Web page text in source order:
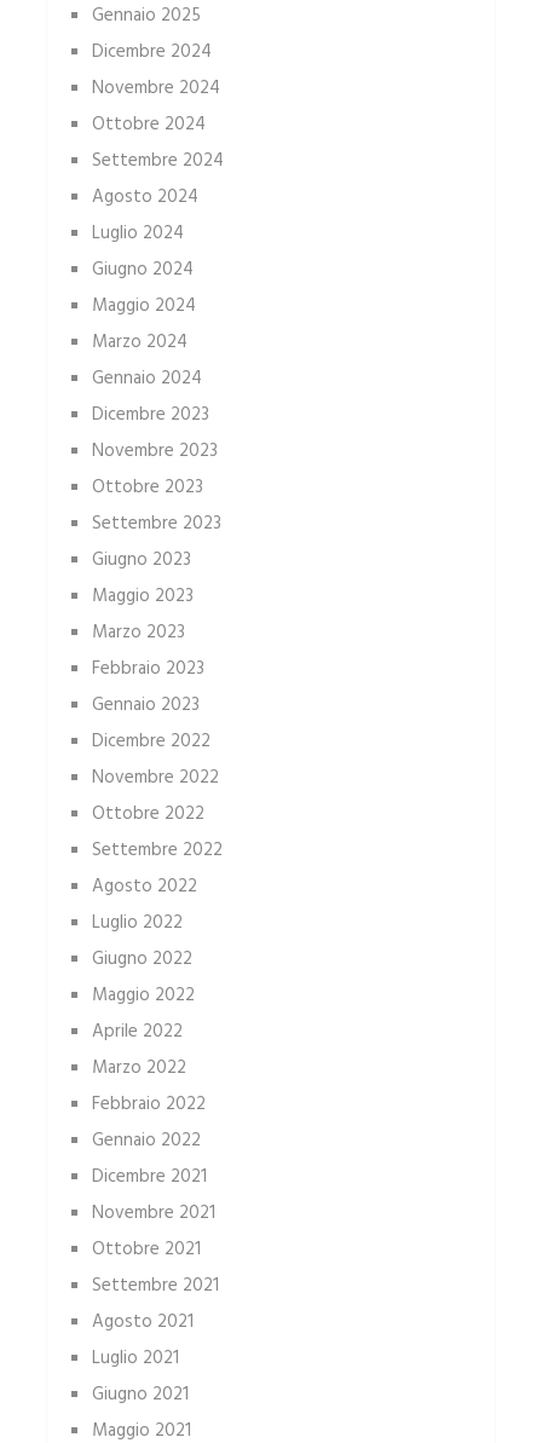
Gennaio 2025
Dicembre 2024
Novembre 2024
Ottobre 2024
Settembre 2024
Agosto 2024
Luglio 2024
Giugno 2024
Maggio 2024
Marzo 2024
Gennaio 2024
Dicembre 2023
Novembre 2023
Ottobre 2023
Settembre 2023
Giugno 2023
Maggio 2023
Marzo 2023
Febbraio 2023
Gennaio 2023
Dicembre 2022
Novembre 2022
Ottobre 2022
Settembre 2022
Agosto 2022
Luglio 2022
Giugno 2022
Maggio 2022
Aprile 2022
Marzo 2022
Febbraio 2022
Gennaio 2022
Dicembre 2021
Novembre 2021
Ottobre 2021
Settembre 2021
Agosto 2021
Luglio 2021
Giugno 2021
Maggio 2021